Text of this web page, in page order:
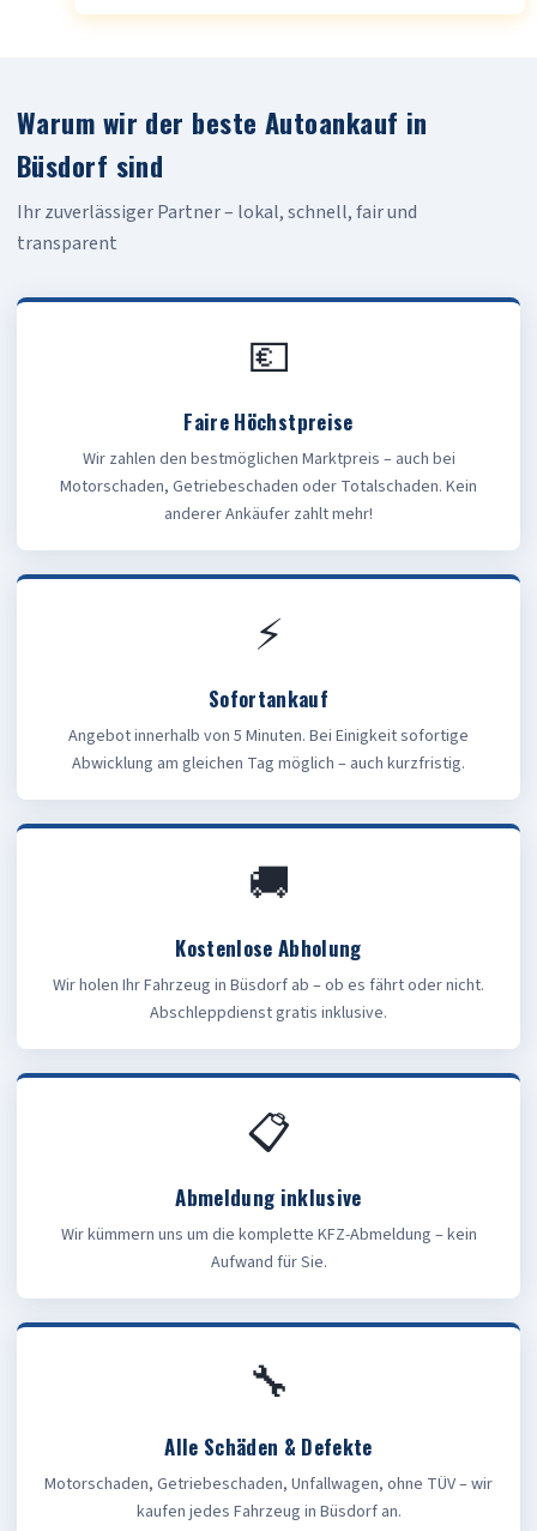
Warum wir der beste Autoankauf in
Büsdorf sind
Ihr zuverlässiger Partner – lokal, schnell, fair und
transparent
💶
Faire Höchstpreise
Wir zahlen den bestmöglichen Marktpreis – auch bei
Motorschaden, Getriebeschaden oder Totalschaden. Kein
anderer Ankäufer zahlt mehr!
⚡
Sofortankauf
Angebot innerhalb von 5 Minuten. Bei Einigkeit sofortige
Abwicklung am gleichen Tag möglich – auch kurzfristig.
🚚
Kostenlose Abholung
Wir holen Ihr Fahrzeug in Büsdorf ab – ob es fährt oder nicht.
Abschleppdienst gratis inklusive.
📋
Abmeldung inklusive
Wir kümmern uns um die komplette KFZ-Abmeldung – kein
Aufwand für Sie.
🔧
Alle Schäden & Defekte
Motorschaden, Getriebeschaden, Unfallwagen, ohne TÜV – wir
kaufen jedes Fahrzeug in Büsdorf an.